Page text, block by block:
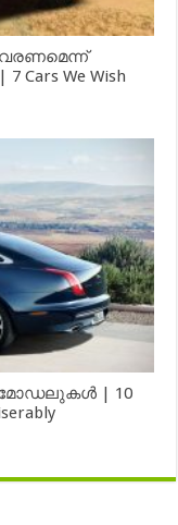
വരണമെന്ന്
We Wish
മോഡലുകൾ | 10